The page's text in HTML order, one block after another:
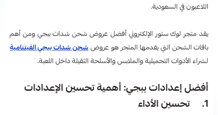
اللاعبون في السعودية.
يقد متجر لوك ستور الإلكتروني أفضل عروض شحن شدات ببجي ومن أهم
باقات الشحن التي يقدمها المتجر هو عروضشحن شدات ببجي الفيتنامية
لشراء الأدوات التجميلية والملابس والأسلحة الثقيلة داخل اللعبة.
أفضل إعدادات ببجي​: أهمية تحسين الإعدادات
1. تحسين الأداء